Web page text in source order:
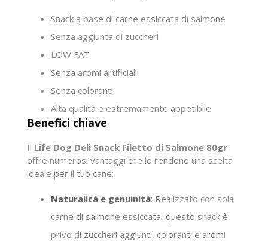
Snack a base di carne essiccata di salmone
Senza aggiunta di zuccheri
LOW FAT
Senza aromi artificiali
Senza coloranti
Alta qualità e estremamente appetibile
Benefici chiave
Il Life Dog Deli Snack Filetto di Salmone 80gr
offre numerosi vantaggi che lo rendono una scelta
ideale per il tuo cane:
Naturalità e genuinità: Realizzato con sola
carne di salmone essiccata, questo snack è
privo di zuccheri aggiunti, coloranti e aromi